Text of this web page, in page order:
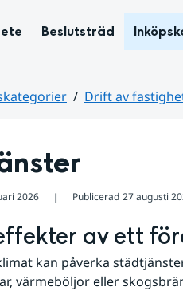
Beslutsträd
Drift av
2026 ❘ Publicerad 27 augusti
av ett
kan påverka
värmeböljor eller